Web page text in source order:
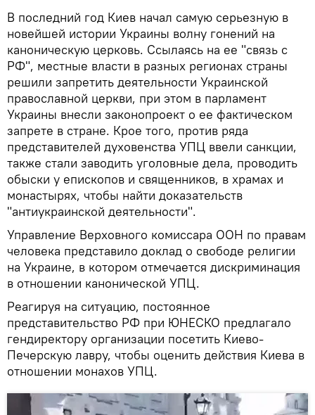
В последний год Киев начал самую серьезную в
новейшей истории Украины волну гонений на
каноническую церковь. Ссылаясь на ее "связь с
РФ", местные власти в разных регионах страны
решили запретить деятельности Украинской
православной церкви, при этом в парламент
Украины внесли законопроект о ее фактическом
запрете в стране. Крое того, против ряда
представителей духовенства УПЦ ввели санкции,
также стали заводить уголовные дела, проводить
обыски у епископов и священников, в храмах и
монастырях, чтобы найти доказательств
"антиукраинской деятельности".
Управление Верховного комиссара ООН по правам
человека представило доклад о свободе религии
на Украине, в котором отмечается дискриминация
в отношении канонической УПЦ.
Реагируя на ситуацию, постоянное
представительство РФ при ЮНЕСКО предлагало
гендиректору организации посетить Киево-
Печерскую лавру, чтобы оценить действия Киева в
отношении монахов УПЦ.